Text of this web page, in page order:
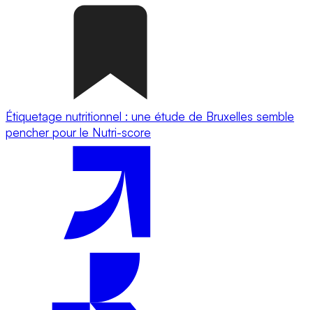
Étiquetage nutritionnel : une étude de Bruxelles semble
pencher pour le Nutri-score